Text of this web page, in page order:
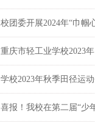
校团委开展2024年“巾帼
重庆市轻工业学校2023
学校2023年秋季田径运
喜报！我校在第二届“少